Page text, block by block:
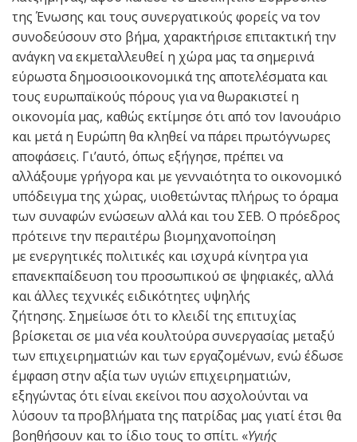
της Ένωσης και τους συνεργατικούς φορείς να τον
συνοδεύσουν στο βήμα, χαρακτήρισε επιτακτική την
ανάγκη να εκμεταλλευθεί η χώρα μας τα σημερινά
εύρωστα δημοσιοοικονομικά της αποτελέσματα και
τους ευρωπαϊκούς πόρους για να θωρακιστεί η
οικονομία μας, καθώς εκτίμησε ότι από τον Ιανουάριο
και μετά η Ευρώπη θα κληθεί να πάρει πρωτόγνωρες
αποφάσεις. Γι’αυτό, όπως εξήγησε, πρέπει να
αλλάξουμε γρήγορα και με γενναιότητα το οικονομικό
υπόδειγμα της χώρας, υιοθετώντας πλήρως το όραμα
των συναφών ενώσεων αλλά και του ΣΕΒ. Ο πρόεδρος
πρότεινε την περαιτέρω βιομηχανοποίηση
με ενεργητικές πολιτικές και ισχυρά κίνητρα για
επανεκπαίδευση του προσωπικού σε ψηφιακές, αλλά
και άλλες τεχνικές ειδικότητες υψηλής
ζήτησης. Σημείωσε ότι το κλειδί της επιτυχίας
βρίσκεται σε μια νέα κουλτούρα συνεργασίας μεταξύ
των επιχειρηματιών και των εργαζομένων, ενώ έδωσε
έμφαση στην αξία των υγιών επιχειρηματιών,
εξηγώντας ότι είναι εκείνοι που ασχολούνται να
λύσουν τα προβλήματα της πατρίδας μας γιατί έτσι θα
βοηθήσουν και το ίδιο τους το σπίτι. «Υγιής